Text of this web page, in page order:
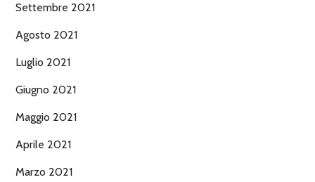
Settembre 2021
Agosto 2021
Luglio 2021
Giugno 2021
Maggio 2021
Aprile 2021
Marzo 2021